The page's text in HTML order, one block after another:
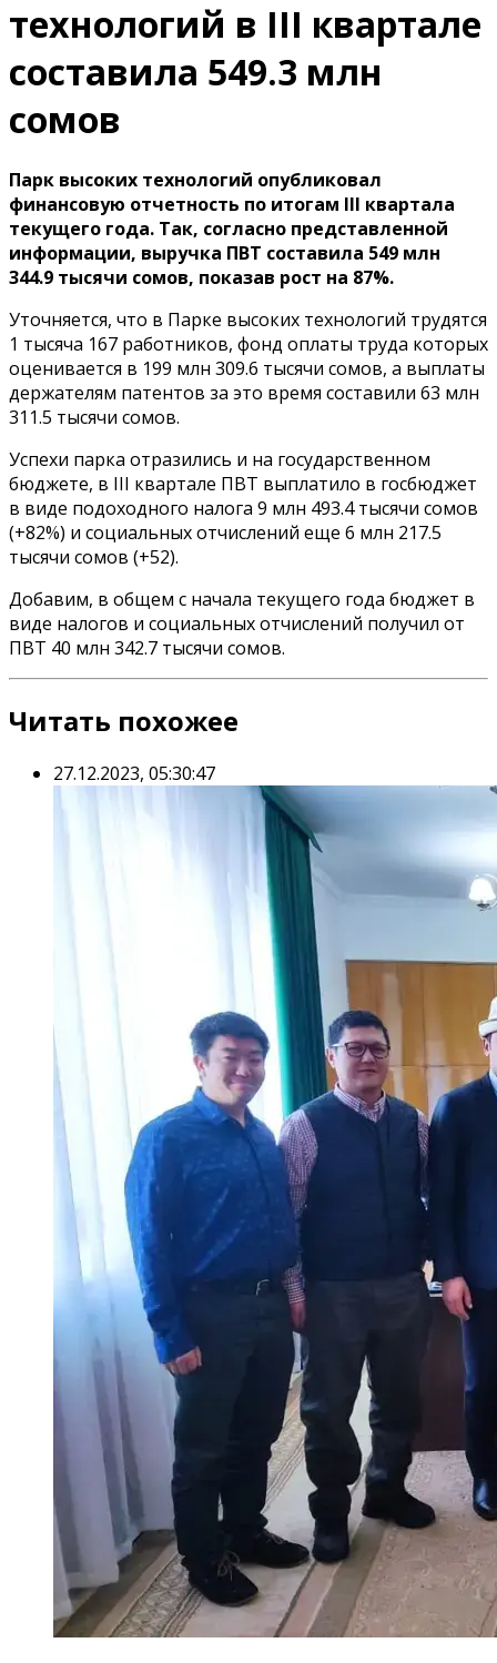
технологий в III квартале
составила 549.3 млн
сомов
Парк высоких технологий опубликовал
финансовую отчетность по итогам III квартала
текущего года. Так, согласно представленной
информации, выручка ПВТ составила 549 млн
344.9 тысячи сомов, показав рост на 87%.
Уточняется, что в Парке высоких технологий трудятся
1 тысяча 167 работников, фонд оплаты труда которых
оценивается в 199 млн 309.6 тысячи сомов, а выплаты
держателям патентов за это время составили 63 млн
311.5 тысячи сомов.
Успехи парка отразились и на государственном
бюджете, в III квартале ПВТ выплатило в госбюджет
в виде подоходного налога 9 млн 493.4 тысячи сомов
(+82%) и социальных отчислений еще 6 млн 217.5
тысячи сомов (+52).
Добавим, в общем с начала текущего года бюджет в
виде налогов и социальных отчислений получил от
ПВТ 40 млн 342.7 тысячи сомов.
Читать похожее
27.12.2023, 05:30:47